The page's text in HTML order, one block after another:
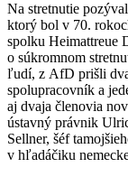
Na stretnutie
ktorý bol v 70.
spolku Heimattreue
o súkromnom
ľudí, z AfD prišli
spolupracovník a
aj dvaja členovia
ústavný právnik
Sellner, šéf
v hľadáčiku